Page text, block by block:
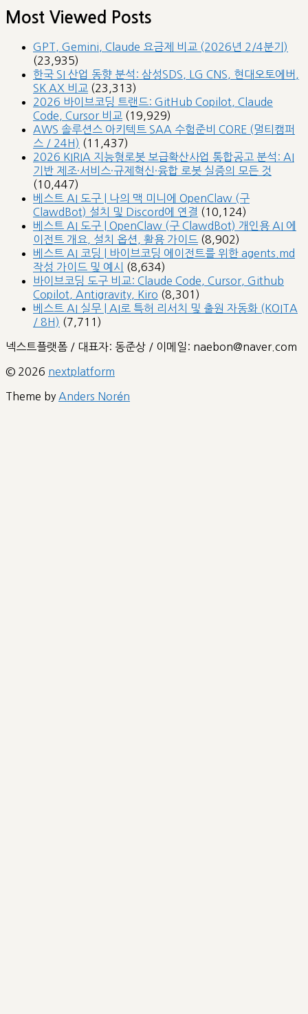
Most Viewed Posts
GPT, Gemini, Claude 요금제 비교 (2026년 2/4분기)
(23,935)
한국 SI 산업 동향 분석: 삼성SDS, LG CNS, 현대오토에버,
SK AX 비교 (23,313)
2026 바이브코딩 트랜드: GitHub Copilot, Claude
Code, Cursor 비교 (19,929)
AWS 솔루션스 아키텍트 SAA 수험준비 CORE (멀티캠퍼
스 / 24H) (11,437)
2026 KIRIA 지능형로봇 보급확산사업 통합공고 분석: AI
기반 제조·서비스·규제혁신·융합 로봇 실증의 모든 것
(10,447)
베스트 AI 도구 | 나의 맥 미니에 OpenClaw (구
ClawdBot) 설치 및 Discord에 연결 (10,124)
베스트 AI 도구 | OpenClaw (구 ClawdBot) 개인용 AI 에
이전트 개요, 설치 옵션, 활용 가이드 (8,902)
베스트 AI 코딩 | 바이브코딩 에이전트를 위한 agents.md
작성 가이드 및 예시
(8,634)
바이브코딩 도구 비교: Claude Code, Cursor, Github
Copilot, Antigravity, Kiro (8,301)
베스트 AI 실무 | AI로 특허 리서치 및 출원 자동화 (KOITA
/ 8H) (7,711)
넥스트플랫폼 / 대표자: 동준상 / 이메일: naebon@naver.com
© 2026 nextplatform
Theme by Anders Norén